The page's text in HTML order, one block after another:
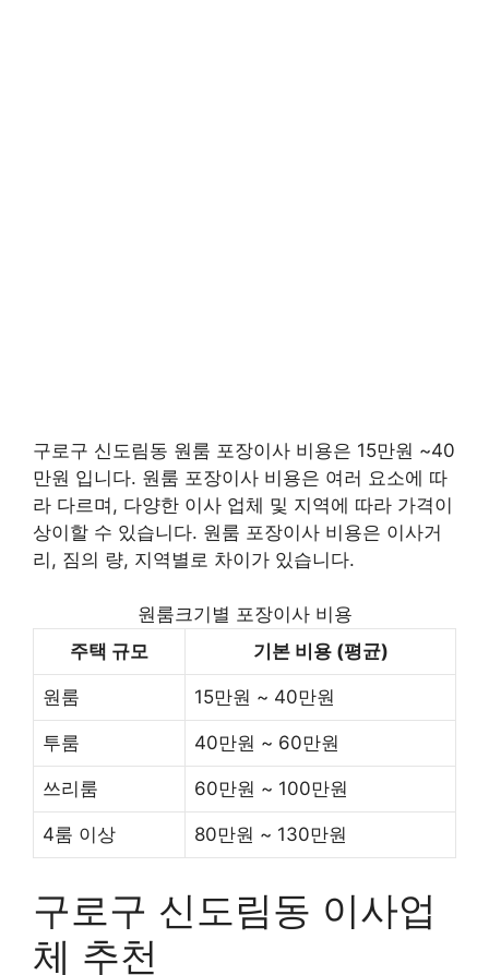
구로구 신도림동 원룸 포장이사 비용은 15만원 ~40
만원 입니다. 원룸 포장이사 비용은 여러 요소에 따
라 다르며, 다양한 이사 업체 및 지역에 따라 가격이
상이할 수 있습니다. 원룸 포장이사 비용은 이사거
리, 짐의 량, 지역별로 차이가 있습니다.
원룸크기별 포장이사 비용
주택 규모
기본 비용 (평균)
원룸 15만원 ~ 40만원
투룸 40만원 ~ 60만원
쓰리룸 60만원 ~ 100만원
4룸 이상 80만원 ~ 130만원
구로구 신도림동 이사업
체 추천